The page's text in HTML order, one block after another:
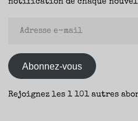
notification de chaque
mail
Abonnez-vous
Rejoignez les 1 101 autres